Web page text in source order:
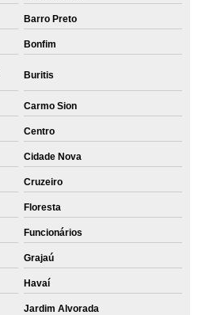
Barro Preto
Bonfim
Buritis
Carmo Sion
Centro
Cidade Nova
Cruzeiro
Floresta
Funcionários
Grajaú
Havaí
Jardim Alvorada